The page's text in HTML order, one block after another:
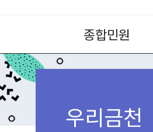
종합민원
우리금천